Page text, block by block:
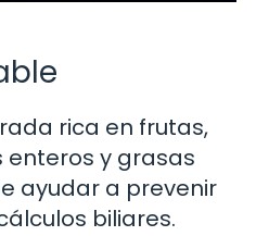
rica en frutas,
enteros y grasas
ayudar a prevenir
biliares.